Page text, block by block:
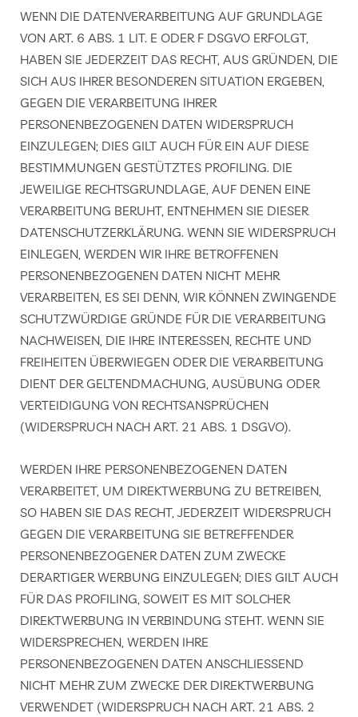
WENN DIE DATENVERARBEITUNG AUF GRUNDLAGE
VON ART. 6 ABS. 1 LIT. E ODER F DSGVO ERFOLGT,
HABEN SIE JEDERZEIT DAS RECHT, AUS GRÜNDEN, DIE
SICH AUS IHRER BESONDEREN SITUATION ERGEBEN,
GEGEN DIE VERARBEITUNG IHRER
PERSONENBEZOGENEN DATEN WIDERSPRUCH
EINZULEGEN; DIES GILT AUCH FÜR EIN AUF DIESE
BESTIMMUNGEN GESTÜTZTES PROFILING. DIE
JEWEILIGE RECHTSGRUNDLAGE, AUF DENEN EINE
VERARBEITUNG BERUHT, ENTNEHMEN SIE DIESER
DATENSCHUTZERKLÄRUNG. WENN SIE WIDERSPRUCH
EINLEGEN, WERDEN WIR IHRE BETROFFENEN
PERSONENBEZOGENEN DATEN NICHT MEHR
VERARBEITEN, ES SEI DENN, WIR KÖNNEN ZWINGENDE
SCHUTZWÜRDIGE GRÜNDE FÜR DIE VERARBEITUNG
NACHWEISEN, DIE IHRE INTERESSEN, RECHTE UND
FREIHEITEN ÜBERWIEGEN ODER DIE VERARBEITUNG
DIENT DER GELTENDMACHUNG, AUSÜBUNG ODER
VERTEIDIGUNG VON RECHTSANSPRÜCHEN
(WIDERSPRUCH NACH ART. 21 ABS. 1 DSGVO).
WERDEN IHRE PERSONENBEZOGENEN DATEN
VERARBEITET, UM DIREKTWERBUNG ZU BETREIBEN,
SO HABEN SIE DAS RECHT, JEDERZEIT WIDERSPRUCH
GEGEN DIE VERARBEITUNG SIE BETREFFENDER
PERSONENBEZOGENER DATEN ZUM ZWECKE
DERARTIGER WERBUNG EINZULEGEN; DIES GILT AUCH
FÜR DAS PROFILING, SOWEIT ES MIT SOLCHER
DIREKTWERBUNG IN VERBINDUNG STEHT. WENN SIE
WIDERSPRECHEN, WERDEN IHRE
PERSONENBEZOGENEN DATEN ANSCHLIESSEND
NICHT MEHR ZUM ZWECKE DER DIREKTWERBUNG
VERWENDET (WIDERSPRUCH NACH ART. 21 ABS. 2